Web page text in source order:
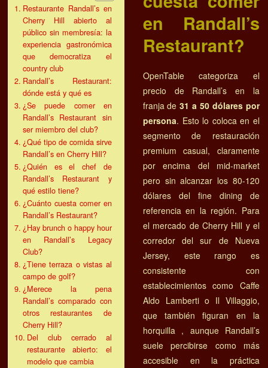
Restaurante Randall’s en
Cherry Hill abierto al
público sin membresía: la
experiencia gastronómica
que democratiza el
country club
Randall’s Restaurant:
dónde está y qué es
¿Se puede comer en
Randall’s Restaurant sin
ser miembro del club?
¿Qué tipo de comida sirve
Randall’s en Cherry Hill?
¿Quién es el chef de
Randall’s Restaurant y
qué estilo tiene?
¿Cuánto cuesta comer en
Randall’s Restaurant?
¿Hay brunch o happy hour
en Randall’s Legacy
Club?
¿Tiene terraza o vistas al
campo de golf?
¿Merece la pena
Randall’s comparado con
otros restaurantes de
Cherry Hill?
Del club cerrado al
restaurante abierto: el
modelo que cambia
en Randall’s
Restaurant?
OpenTable categoriza el
precio de Randall’s en la
franja de 31 a 50 dólares por
persona. Esto lo coloca en el
segmento de restauración
premium casual, claramente
por encima del mid-market
pero sin alcanzar los 80-120
dólares del fine dining de
referencia en la región. Para
el mercado de Cherry Hill y el
corredor del sur de Nueva
Jersey, este rango es
consistente con
establecimientos como Caffe
Aldo Lamberti o Il Villaggio,
que también figuran en la
horquilla , aunque Randall’s
suele percibirse como más
accesible en la práctica